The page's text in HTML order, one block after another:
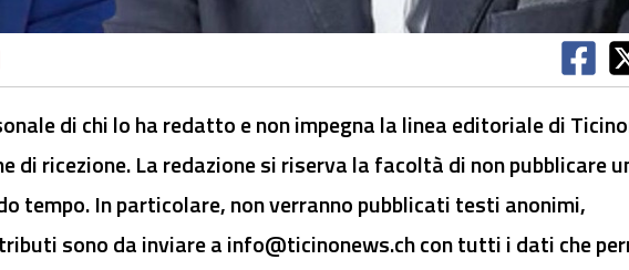
di chi lo ha redatto e non impegna la linea editoriale di
di ricezione. La redazione si riserva la facoltà di non pubblicare
tempo. In particolare, non verranno pubblicati testi anonimi,
sono da inviare ainfo@ticinonews.chcon tutti i dati che